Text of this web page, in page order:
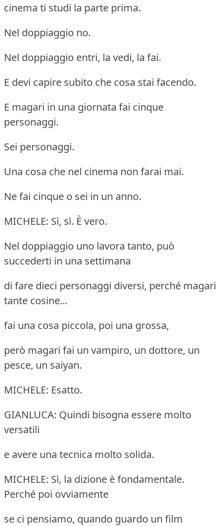
cinema ti studi la parte prima.
Nel doppiaggio no.
Nel doppiaggio entri, la vedi, la fai.
E devi capire subito che cosa stai facendo.
E magari in una giornata fai cinque
personaggi.
Sei personaggi.
Una cosa che nel cinema non farai mai.
Ne fai cinque o sei in un anno.
MICHELE: Sì, sì. È vero.
Nel doppiaggio uno lavora tanto, può
succederti in una settimana
di fare dieci personaggi diversi, perché magari
tante cosine...
fai una cosa piccola, poi una grossa,
però magari fai un vampiro, un dottore, un
pesce, un saiyan.
MICHELE: Esatto.
GIANLUCA: Quindi bisogna essere molto
versatili
e avere una tecnica molto solida.
MICHELE: Sì, la dizione è fondamentale.
Perché poi ovviamente
se ci pensiamo, quando guardo un film